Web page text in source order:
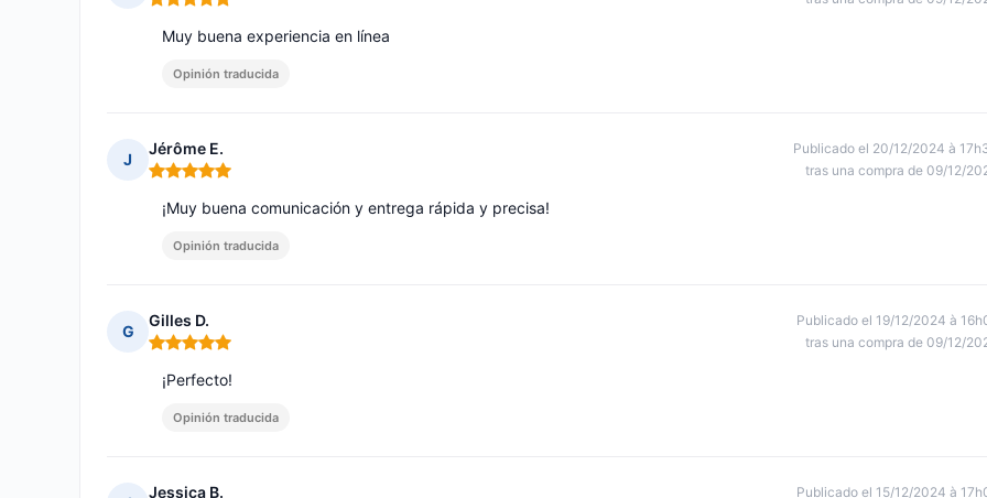
Nota: 5 de 5
Muy buena experiencia en línea
Opinión traducida
J
Jérôme E.
Nota: 5 de 5
Publicado el 20/12/2024 à
tras una compra de 09/12/
¡Muy buena comunicación y entrega rápida y precisa!
Opinión traducida
G
Gilles D.
Nota: 5 de 5
Publicado el 19/12/2024 à
tras una compra de 09/12/
¡Perfecto!
Opinión traducida
Jessica B.
Publicado el 15/12/2024 à